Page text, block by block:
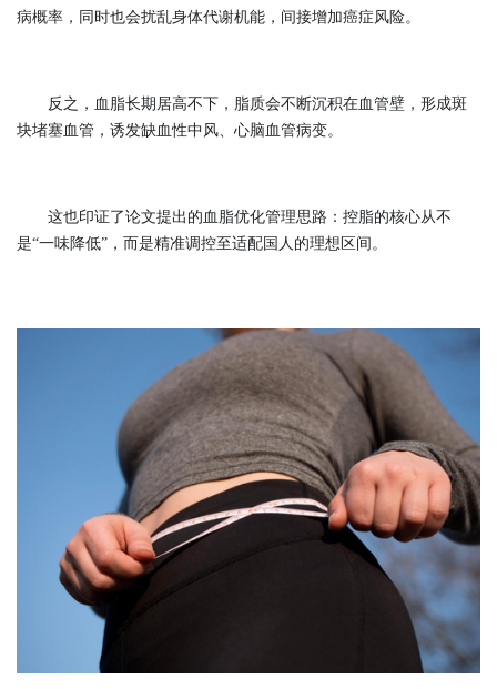
病概率，同时也会扰乱身体代谢机能，间接增加癌症风险。
反之，血脂长期居高不下，脂质会不断沉积在血管壁，形成斑
块堵塞血管，诱发缺血性中风、心脑血管病变。
这也印证了论文提出的血脂优化管理思路：控脂的核心从不
是“一味降低”，而是精准调控至适配国人的理想区间。